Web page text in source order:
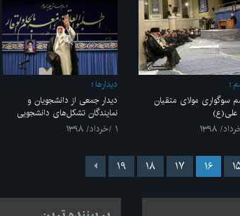
سوگواری مولای متقیان
علی(ع)
ديدارها
دیدار جمعی از دانشجویان و
نمایندگان تشکل‌های دانشجویی
۱ /خرداد/ ۱۳۹۸
۱۶ ۱۷ ۱۸ ۱۹